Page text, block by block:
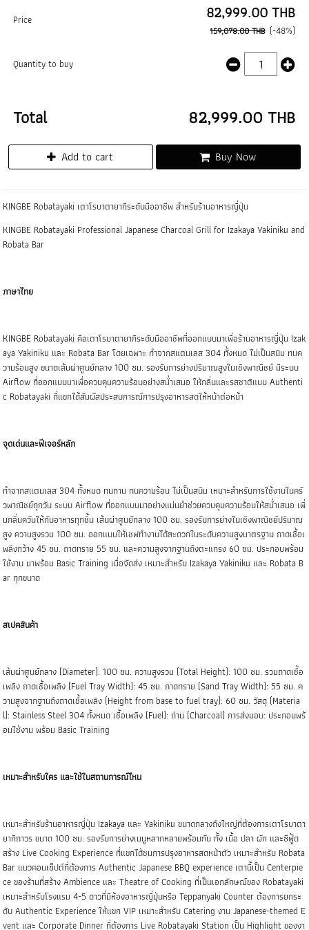
Price 82,999.00 THB
159,078.00 THB (-48%)
Quantity to buy
Total 82,999.00 THB
Add to cart Buy Now
KINGBE Robatayaki เตาโรบาตายากิระดับมืออาชีพ สำหรับร้านอาหารญี่ปุ่น
KINGBE Robatayaki Professional Japanese Charcoal Grill for Izakaya Yakiniku and
Robata Bar
ภาษาไทย
KINGBE Robatayaki คือเตาโรบาตายากิระดับมืออาชีพที่ออกแบบมาเพื่อร้านอาหารญี่ปุ่น Izak
aya Yakiniku และ Robata Bar โดยเฉพาะ ทำจากสแตนเลส 304 ทั้งหมด ไม่เป็นสนิม ทนค
วามร้อนสูง ขนาดเส้นผ่าศูนย์กลาง 100 ซม. รองรับการย่างปริมาณสูงในเชิงพาณิชย์ มีระบบ
Airflow ที่ออกแบบมาเพื่อควบคุมความร้อนอย่างสม่ำเสมอ ให้กลิ่นและรสชาติแบบ Authenti
c Robatayaki ที่แขกได้สัมผัสประสบการณ์การปรุงอาหารสดให้หน้าต่อหน้า
จุดเด่นและฟีเจอร์หลัก
ทำจากสแตนเลส 304 ทั้งหมด ทนทาน ทนความร้อน ไม่เป็นสนิม เหมาะสำหรับการใช้งานในครั
วพาณิชย์ทุกวัน ระบบ Airflow ที่ออกแบบมาอย่างแม่นยำช่วยควบคุมความร้อนให้สม่ำเสมอ เพิ่
มกลิ่นควันให้กับอาหารทุกชิ้น เส้นผ่าศูนย์กลาง 100 ซม. รองรับการย่างในเชิงพาณิชย์ปริมาณ
สูง ความสูงรวม 100 ซม. ออกแบบให้เชฟทำงานได้สะดวกในระดับความสูงมาตรฐาน ถาดเชื้อเ
พลิงกว้าง 45 ซม. ถาดทราย 55 ซม. และความสูงจากฐานถึงตะแกรง 60 ซม. ประกอบพร้อม
ใช้งาน มาพร้อม Basic Training เมื่อจัดส่ง เหมาะสำหรับ Izakaya Yakiniku และ Robata B
ar ทุกขนาด
สเปคสินค้า
เส้นผ่าศูนย์กลาง (Diameter): 100 ซม. ความสูงรวม (Total Height): 100 ซม. รวมถาดเชื้อ
เพลิง ถาดเชื้อเพลิง (Fuel Tray Width): 45 ซม. ถาดทราย (Sand Tray Width): 55 ซม. ค
วามสูงจากฐานถึงถาดเชื้อเพลิง (Height from base to fuel tray): 60 ซม. วัสดุ (Materia
l): Stainless Steel 304 ทั้งหมด เชื้อเพลิง (Fuel): ถ่าน (Charcoal) การส่งมอบ: ประกอบพร้
อมใช้งาน พร้อม Basic Training
เหมาะสำหรับใคร และใช้ในสถานการณ์ไหน
เหมาะสำหรับร้านอาหารญี่ปุ่น Izakaya และ Yakiniku ขนาดกลางถึงใหญ่ที่ต้องการเตาโรบาตา
ยากิถาวร ขนาด 100 ซม. รองรับการย่างเมนูหลากหลายพร้อมกัน ทั้ง เนื้อ ปลา ผัก และซีฟู้ด
สร้าง Live Cooking Experience ที่แขกได้ชมการปรุงอาหารสดหน้าตัว เหมาะสำหรับ Robata
Bar แนวคอนเซ็ปต์ที่ต้องการ Authentic Japanese BBQ experience เตานี้เป็น Centerpie
ce ของร้านที่สร้าง Ambience และ Theatre of Cooking ที่เป็นเอกลักษณ์ของ Robatayaki
เหมาะสำหรับโรงแรม 4-5 ดาวที่มีห้องอาหารญี่ปุ่นหรือ Teppanyaki Counter ต้องการยกระ
ดับ Authentic Experience ให้แขก VIP เหมาะสำหรับ Catering งาน Japanese-themed E
vent และ Corporate Dinner ที่ต้องการ Live Robatayaki Station เป็น Highlight ของงา